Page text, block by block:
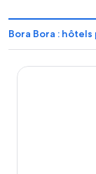
Bora Bora :
The Westin